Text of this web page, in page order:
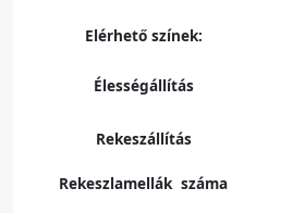
Elérhető színek:
Élességállítás
Rekeszállítás
Rekeszlamellák száma